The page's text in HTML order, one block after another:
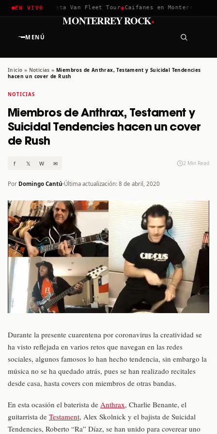
EN VIVO
2026 ✱Greta Van Fleet Tour✱Caifanes en Monterrey · 12
MENÚ
MONTERREY ROCK·
Inicio » Noticias » Miembros de Anthrax, Testament y Suicidal Tendencies
hacen un cover de Rush
NOTICIAS
Miembros de Anthrax, Testament y
Suicidal Tendencies hacen un cover
de Rush
f 𝕏 W ✉ 2 Min Read
Por Domingo Cantú Última actualización: 8 de abril, 2020
Durante la presente cuarentena por coronavirus la creatividad se
ha visto reflejada en varios retos que navegan en las redes
sociales, algunos famosos lo han hecho tendencia, sin embargo la
música no se ha quedado atrás, pues se han realizado recitales
desde casa, hasta covers con miembros de otras bandas.
En esta ocasión el baterista de Anthrax, Charlie Benante, el
guitarrista de Testament, Alex Skolnick y el bajista de Suicidal
Tendencies, Roberto “Ra” Díaz, se han unido para coverear uno